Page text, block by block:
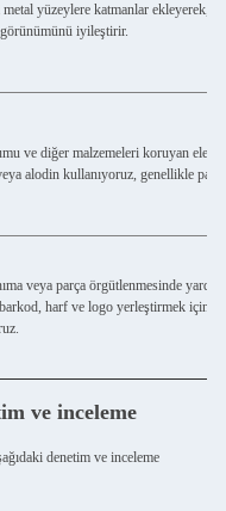
yüzeylere katmanlar ekleyerek,
iyileştirir.
ve diğer malzemeleri koruyan
alodin kullanıyoruz, genellikle
veya parça örgütlenmesinde
harf ve logo yerleştirmek için
ve inceleme
denetim ve inceleme